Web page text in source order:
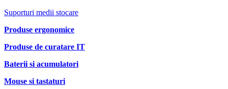
Suporturi medii stocare
Produse ergonomice
Produse de curatare IT
Baterii si acumulatori
Mouse si tastaturi